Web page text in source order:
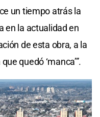
un tiempo atrás la
en la actualidad en
de esta obra, a la
quedó ‘manca’”.